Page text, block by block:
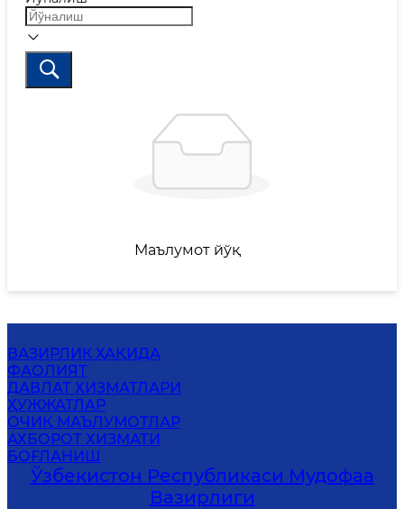
Маълумот йўқ
ВАЗИРЛИК ҲАҚИДА
ФАОЛИЯТ
ДАВЛАТ ХИЗМАТЛАРИ
ҲУЖЖАТЛАР
ОЧИҚ МАЪЛУМОТЛАР
АХБОРОТ ХИЗМАТИ
БОҒЛАНИШ
Ўзбекистон Республикаси Мудофаа
Вазирлиги